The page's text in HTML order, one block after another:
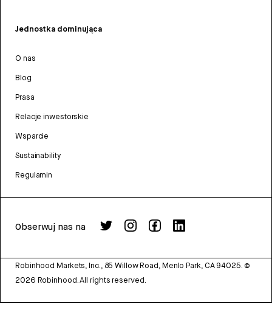
Jednostka dominująca
O nas
Blog
Prasa
Relacje inwestorskie
Wsparcie
Sustainability
Regulamin
Obserwuj nas na
Robinhood Markets, Inc., 85 Willow Road, Menlo Park, CA 94025. ©
2026 Robinhood. All rights reserved.